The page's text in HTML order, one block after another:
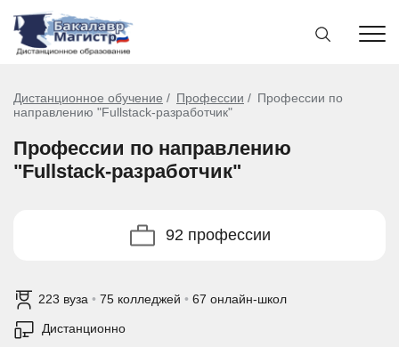
Дистанционное обучение Профессии
Профессии по
направлению "Fullstack-разработчик"
Профессии по направлению
"Fullstack-разработчик"
92 профессии
223 вуза • 75 колледжей • 67 онлайн-школ
Дистанционно